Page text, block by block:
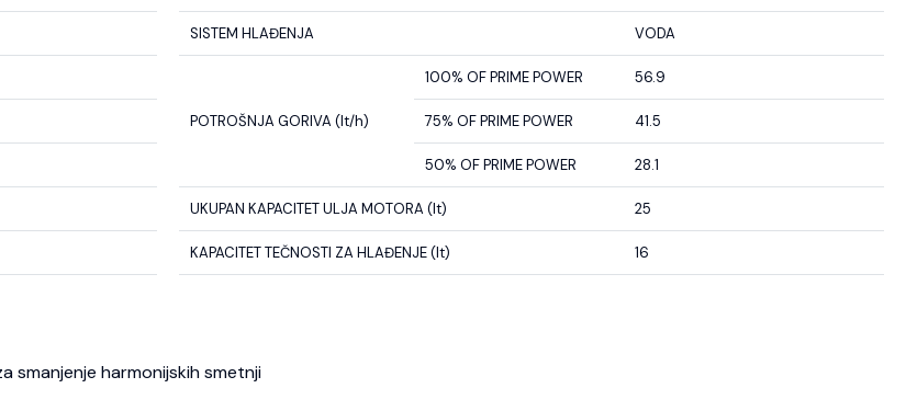
SISTEM HLAĐENJA VODA
POTROŠNJA GORIVA (lt/h)
100% OF PRIME POWER 56.9
75% OF PRIME POWER 41.5
50% OF PRIME POWER 28.1
UKUPAN KAPACITET ULJA MOTORA (lt) 25
KAPACITET TEČNOSTI ZA HLAĐENJE (lt) 16
smanjenje harmonijskih smetnji